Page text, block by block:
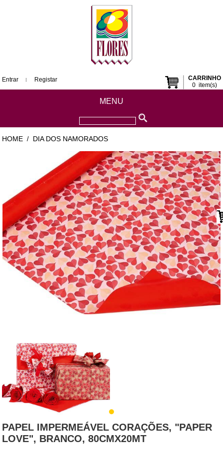
CARRINHO
0item(s)
Entrar Registar
MENU
HOME / DIA DOS NAMORADOS
PAPEL IMPERMEÁVEL CORAÇÕES, "PAPER
LOVE", BRANCO, 80CMX20MT